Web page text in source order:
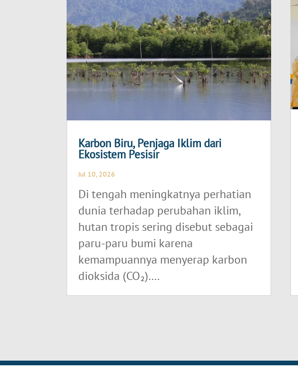
Karbon Biru, Penjaga Iklim dari
Ekosistem Pesisir
Jul 10, 2026
Di tengah meningkatnya perhatian
dunia terhadap perubahan iklim,
hutan tropis sering disebut sebagai
paru-paru bumi karena
kemampuannya menyerap karbon
dioksida (CO₂)....